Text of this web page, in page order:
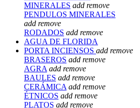
MINERALES add remove
PENDULOS MINERALES
add remove
RODADOS add remove
AGUA DE FLORIDA
PORTA INCIENSOS add remove
BRASEROS add remove
AGRA add remove
BAULES add remove
CERÁMICA add remove
ÉTNICOS add remove
PLATOS add remove